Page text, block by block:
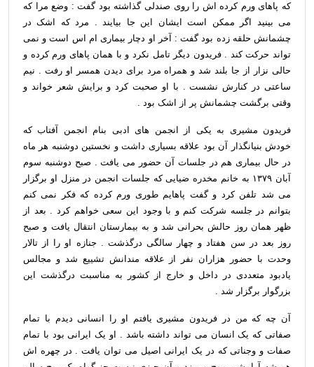
که پاهای ورم کرده اش را روی صندلی گذاشته بود گفت : وضع مرا که
می بینید اگر ممکن است ایشان این جا بیایند . مرد که اشک در
چشمانش حلقه زده بود گفت : آخر او دچار بیماری ام اس است و نمی
تواند حرکت کند . فریدون دیگر تامل نکرد و با همان پاهای ورم کرده و
حالی نزار از جا بلند شد و همراه مرد برای دیدن همسر او رفت . نیم
ساعتی در کنارش نشست . با او صحبت کرد و برایش شعر خواند و
وقتی برگشت چشمانش پر از اشک بود .
فریدون مشیری به یکی از انجمن های ادبی بنام انجمن آفتاب که
خودش بنیانگذار آن بود علاقه بسیاری داشت و نخستین دوشنبه هر ماه
در حال بیماری هم در جلسات آن حضور می یافت . صبح دوشنبه سوم
آبان ۱۳۷۹ به خانم مخدره ضیایی که جلسات انجمن در منزل او برگزار
می شد تلفن کرد و گفت پاهایم طوری ورم کرده که فکر نمی کنم
بتوانم در جلسه شرکت کنم و با وجود این سعی خواهم کرد . بعد از
ظهر همان روز حالش بحرانی شد و به بیمارستان انتقال یافت و صبح
روز بعد در سن هفتاد و چهار سالگی درگذشت . جنازه او را از تالار
وحدت با حضور هزاران نفر از علاقه مندانش تشییع شد و مجالس
یادبود متعددی در داخل و خارج از کشور به مناسبت درگذشت این
بزرگوار برگزار شد .
آن چه که من در فریدون مشیری یافتم او را انسانی دیدم با تمام
صفاتی که یک انسان می تواند داشته باشد . او یک ایرانی بود با تمام
صفات و وجناتی که در یک ایرانی اصیل می توان یافت . در چهره اش